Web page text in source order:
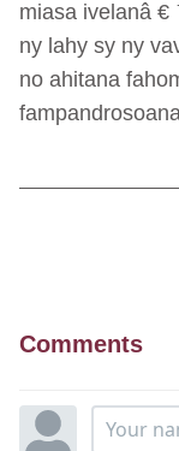
miasa ivelanâ
ny lahy sy ny
no ahitana
Comments